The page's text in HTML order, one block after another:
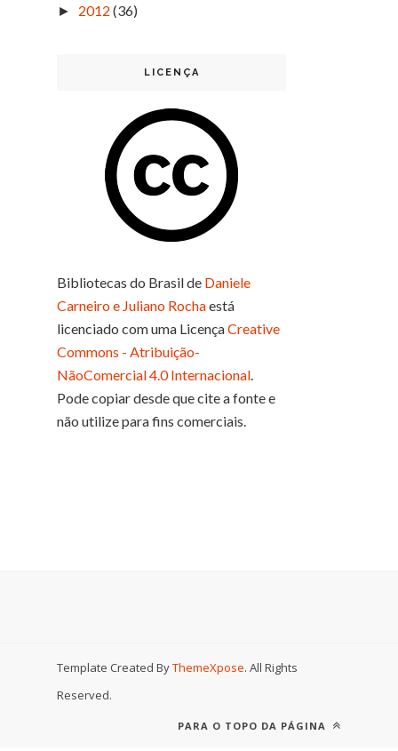
► 2012 (36)
LICENÇA
Bibliotecas do Brasilde Daniele
Carneiro e Juliano Rochaestá
licenciado com uma LicençaCreative
Commons - Atribuição-
NãoComercial 4.0 Internacional.
Pode copiar desde que cite a fonte e
não utilize para fins comerciais.
Template Created ByThemeXpose. All Rights
Reserved.
PARA O TOPO DA PÁGINA